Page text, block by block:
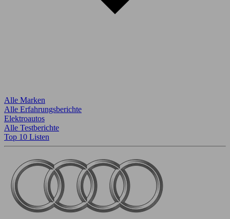
Alle Marken
Alle Erfahrungsberichte
Elektroautos
Alle Testberichte
Top 10 Listen